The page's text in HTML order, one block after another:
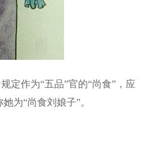
定作为“五品”官的“尚食”，应
为“尚食刘娘子”。